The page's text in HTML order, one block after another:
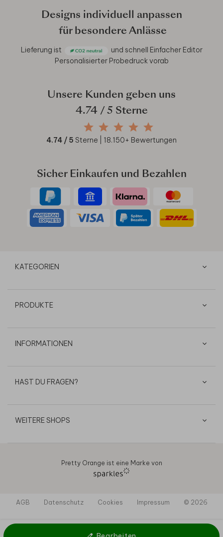
Designs individuell anpassen
für besondere Anlässe
Lieferung ist und schnell Einfacher Editor
Personalisierter Probedruck vorab
Unsere Kunden geben uns
4.74/ 5 Sterne
4.74 / 5 Sterne | 18.150+ Bewertungen
Sicher Einkaufen und Bezahlen
KATEGORIEN
PRODUKTE
INFORMATIONEN
HAST DU FRAGEN?
WEITERE SHOPS
Pretty Orange ist eine Marke von
AGB Datenschutz Cookies Impressum © 2026